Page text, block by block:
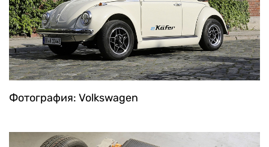
Фотография: Volkswagen